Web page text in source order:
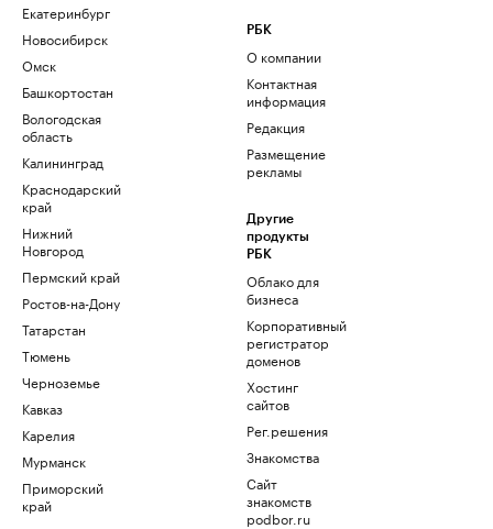
Екатеринбург
Новосибирск
Омск
Башкортостан
Вологодская
область
Калининград
Краснодарский
край
Нижний
Новгород
Пермский край
Ростов-на-Дону
Татарстан
Тюмень
Черноземье
Кавказ
Карелия
Мурманск
Приморский
край
РБК
О компании
Контактная
информация
Редакция
Размещение
рекламы
Другие
продукты
РБК
Облако для
бизнеса
Корпоративный
регистратор
доменов
Хостинг
сайтов
Рег.решения
Знакомства
Сайт
знакомств
podbor.ru